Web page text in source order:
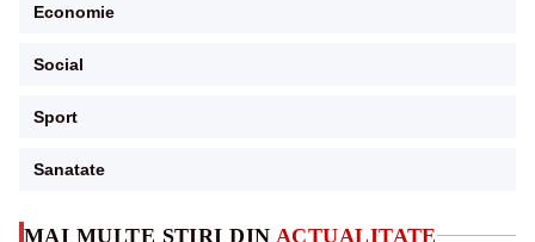
MAI MULTE ȘTIRI DIN ACTUALITATE
Economie
Social
Sport
Sanatate